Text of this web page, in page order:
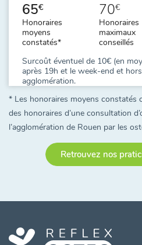
65€
Honoraires
moyens
constatés*
70€
Honoraires
maximaux
conseillés
Surcoût éventuel de 10€ (en
après 19h et le week-end et hors
agglomération.
* Les honoraires moyens constatés
des honoraires d’une consultation
l’agglomération de Rouen par les
Retrouvez nos